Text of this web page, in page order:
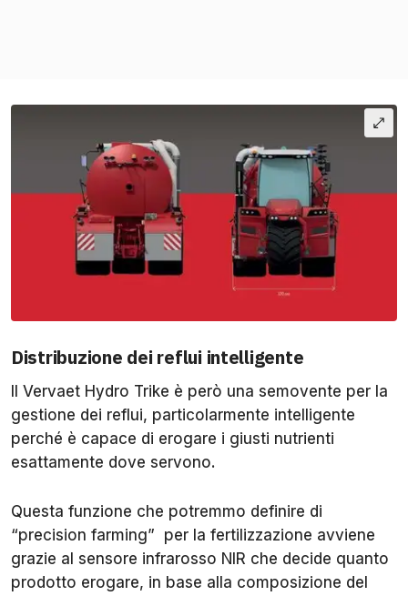
Distribuzione dei reflui intelligente
Il Vervaet Hydro Trike è però una semovente per la
gestione dei reflui, particolarmente intelligente
perché è capace di erogare i giusti nutrienti
esattamente dove servono.
Questa funzione che potremmo definire di
“precision farming” per la fertilizzazione avviene
grazie al sensore infrarosso NIR che decide quanto
prodotto erogare, in base alla composizione del